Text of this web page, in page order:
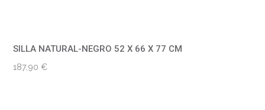
SILLA NATURAL-NEGRO 52 X 66 X 77 CM
187,90€